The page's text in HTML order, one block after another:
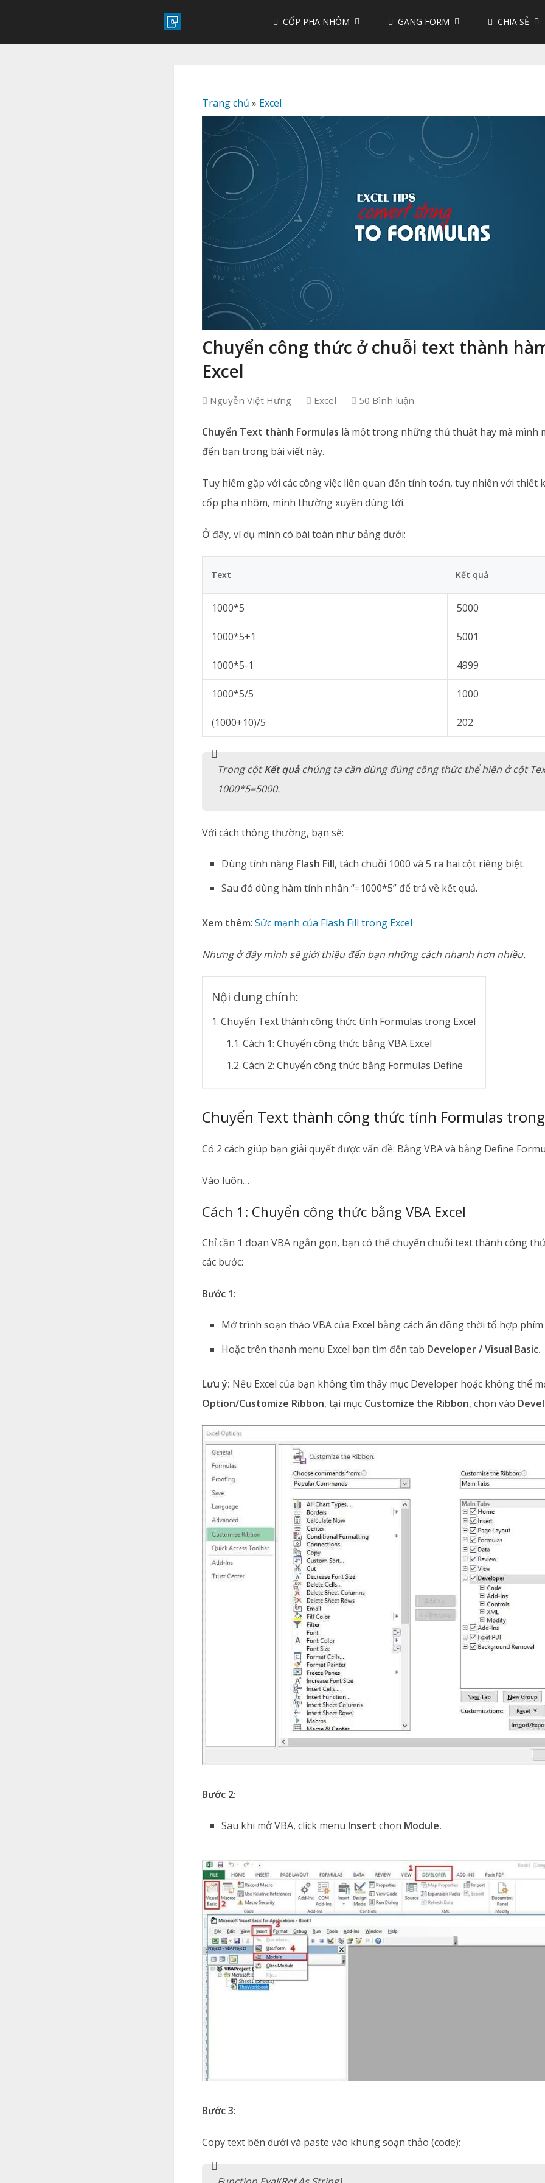
CỐP PHA NHÔM GANG FORM CHIA SẺ
Trang chủ » Excel
Chuyển công thức ở chuỗi text thành
Excel
Nguyễn Việt Hưng Excel 50 Bình luận
Chuyển Text thành Formulas là một trong những thủ thuật hay mà mình
đến bạn trong bài viết này.
Tuy hiếm gặp với các công việc liên quan đến tính toán, tuy nhiên với thiết
cốp pha nhôm, mình thường xuyên dùng tới.
Ở đây, ví dụ mình có bài toán như bảng dưới:
Text Kết quả
1000*5 5000
1000*5+1 5001
1000*5-1 4999
1000*5/5 1000
(1000+10)/5 202
Trong cộtKết quảchúng ta cần dùng đúng công thức thể hiện ở cột
1000*5=5000.
Với cách thông thường, bạn sẽ:
Dùng tính năng Flash Fill, tách chuỗi 1000 và 5 ra hai cột riêng biệt.
Sau đó dùng hàm tính nhân “=1000*5” để trả về kết quả.
Xem thêm:Sức mạnh của Flash Fill trong Excel
Nhưng ở đây mình sẽ giới thiệu đến bạn những cách nhanh hơn nhiều.
Nội dung chính:
Chuyển Text thành công thức tính Formulas trong Excel
Cách 1: Chuyển công thức bằng VBA Excel
Cách 2: Chuyển công thức bằng Formulas Define
Chuyển Text thành công thức tính Formulas
Có 2 cách giúp bạn giải quyết được vấn đề: Bằng VBA và bằng Define
Vào luôn…
Cách 1: Chuyển công thức bằng VBA Excel
Chỉ cần 1 đoạn VBA ngắn gọn, bạn có thể chuyển chuỗi text thành công
các bước:
Bước 1:
Mở trình soạn thảo VBA của Excel bằng cách ấn đồng thời tổ hợp
Hoặc trên thanh menu Excel bạn tìm đến tab Developer / Visual Basic.
Lưu ý: Nếu Excel của bạn không tìm thấy mục Developer hoặc không thể
Option/Customize Ribbon, tại mục Customize the Ribbon, chọn vào
Bước 2:
Sau khi mở VBA, click menu Insert chọn Module.
Bước 3:
Copy text bên dưới và paste vào khung soạn thảo (code):